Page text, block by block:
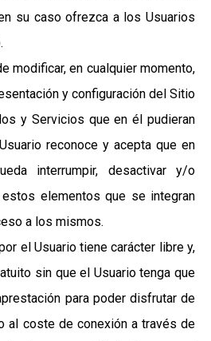
su caso ofrezca a los Usuarios
modificar, en cualquier momento,
y configuración del Sitio
y Servicios que en él pudieran
reconoce y acepta que en
interrumpir, desactivar y/o
estos elementos que se integran
a los mismos.
el Usuario tiene carácter libre y,
sin que el Usuario tenga que
para poder disfrutar de
al coste de conexión a través de